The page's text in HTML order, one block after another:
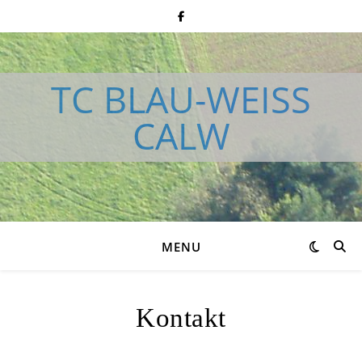
TC BLAU-WEISS
CALW
MENU
Kontakt